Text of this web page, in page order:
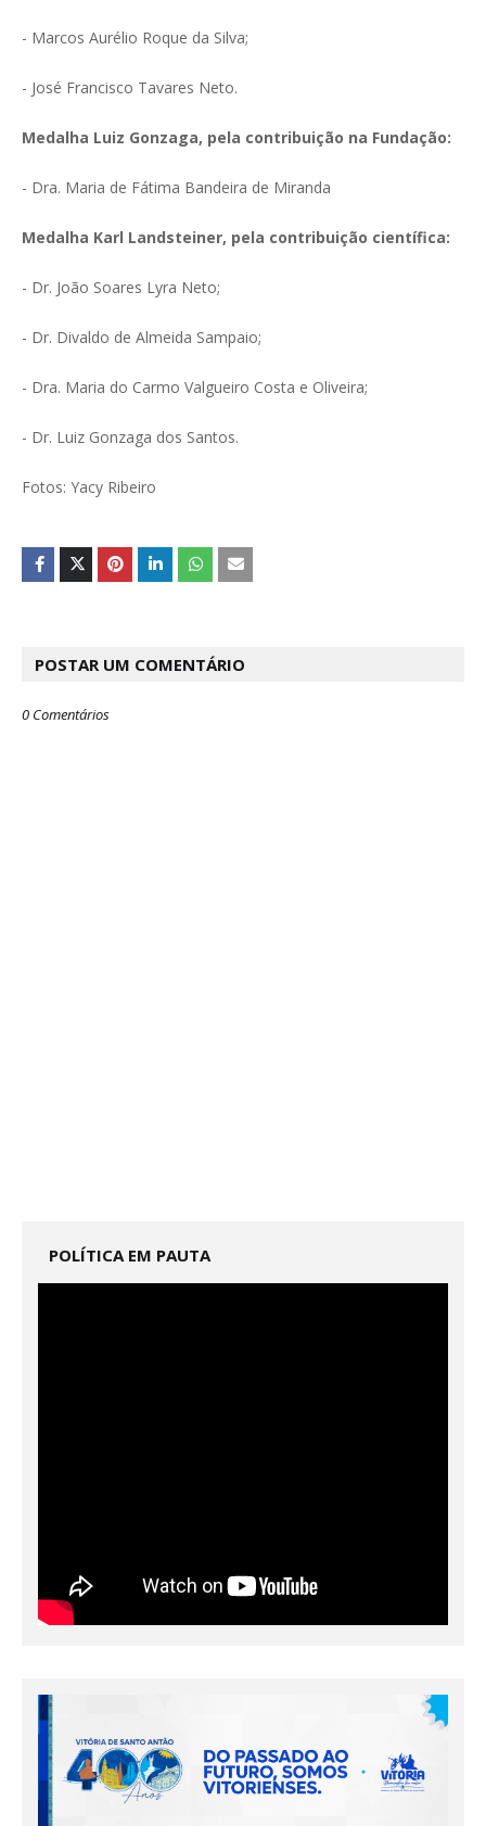
- Marcos Aurélio Roque da Silva;
- José Francisco Tavares Neto.
Medalha Luiz Gonzaga, pela contribuição na Fundação:
- Dra. Maria de Fátima Bandeira de Miranda
Medalha Karl Landsteiner, pela contribuição científica:
- Dr. João Soares Lyra Neto;
- Dr. Divaldo de Almeida Sampaio;
- ⁠Dra. Maria do Carmo Valgueiro Costa e Oliveira;
- Dr. Luiz Gonzaga dos Santos.
Fotos: Yacy Ribeiro
POSTAR UM COMENTÁRIO
0 Comentários
POLÍTICA EM PAUTA